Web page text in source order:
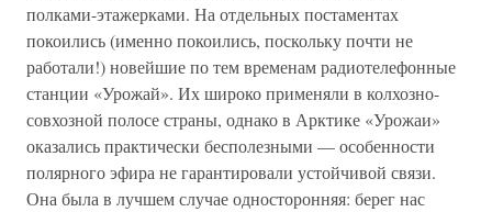
полками-этажерками. На отдельных постаментах
покоились (именно покоились, поскольку почти не
работали!) новейшие по тем временам радиотелефонные
станции «Урожай». Их широко применяли в колхозно-
совхозной полосе страны, однако в Арктике «Урожаи»
оказались практически бесполезными — особенности
полярного эфира не гарантировали устойчивой связи.
Она была в лучшем случае односторонняя: берег нас